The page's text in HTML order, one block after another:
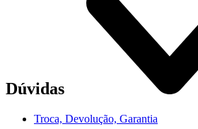
Dúvidas
Troca, Devolução, Garantia